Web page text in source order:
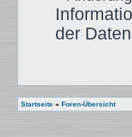
der
Startseite » Foren-Übersicht